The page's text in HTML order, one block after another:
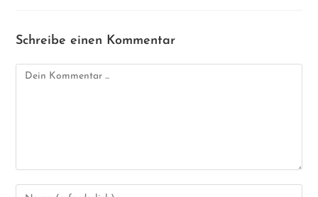
Schreibe einen Kommentar